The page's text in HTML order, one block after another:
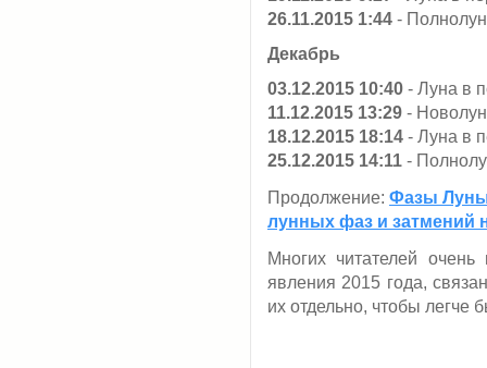
26.11.2015 1:44 -
Декабрь
03.12.2015 10:40 - Луна в
11.12.2015 13:29 -
18.12.2015 18:14 - Луна в
25.12.2015 14:11 -
Продолжение: Фазы Луны
лунных фаз и затмений
Многих читателей очень
явления 2015 года,
их отдельно, чтобы легче